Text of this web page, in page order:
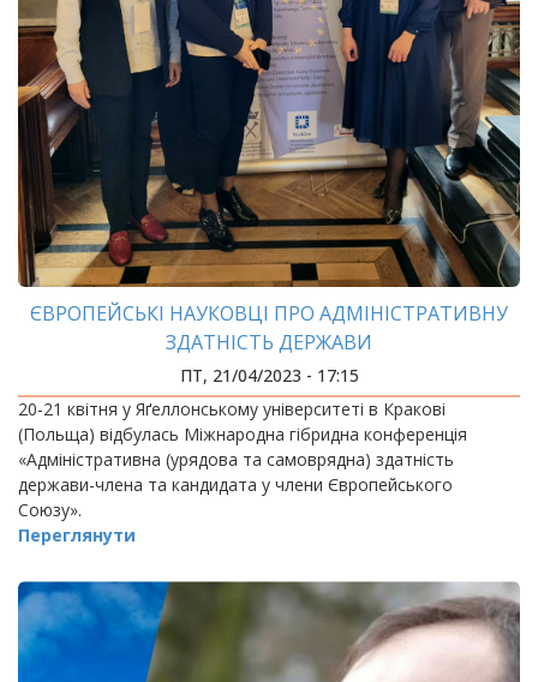
ЄВРОПЕЙСЬКІ НАУКОВЦІ ПРО АДМІНІСТРАТИВНУ
ЗДАТНІСТЬ ДЕРЖАВИ
ПТ, 21/04/2023 - 17:15
20-21 квітня у Яґеллонському університеті в Кракові
(Польща) відбулась Міжнародна гібридна конференція
«Адміністративна (урядова та самоврядна) здатність
держави-члена та кандидата у члени Європейського
Союзу».
Переглянути